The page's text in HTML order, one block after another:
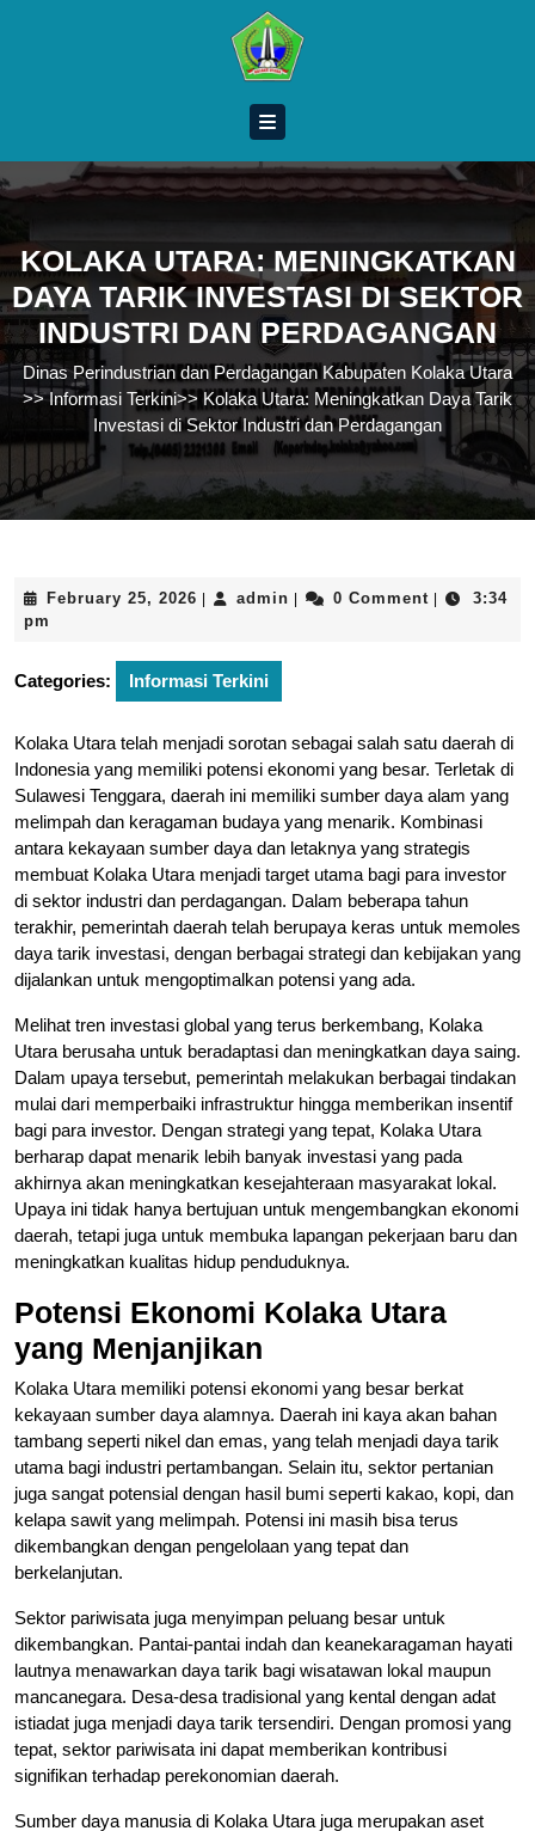
KOLAKA UTARA: MENINGKATKAN
DAYA TARIK INVESTASI DI SEKTOR
INDUSTRI DAN PERDAGANGAN
Dinas Perindustrian dan Perdagangan Kabupaten Kolaka Utara
>>Informasi Terkini>> Kolaka Utara: Meningkatkan Daya Tarik
Investasi di Sektor Industri dan Perdagangan
February 25, 2026 February
admin admin0 Comment
3:34
pm
Categories: Informasi Terkini
Kolaka Utara telah menjadi sorotan sebagai salah satu daerah di
Indonesia yang memiliki potensi ekonomi yang besar. Terletak di
Sulawesi Tenggara, daerah ini memiliki sumber daya alam yang
melimpah dan keragaman budaya yang menarik. Kombinasi
antara kekayaan sumber daya dan letaknya yang strategis
membuat Kolaka Utara menjadi target utama bagi para investor
di sektor industri dan perdagangan. Dalam beberapa tahun
terakhir, pemerintah daerah telah berupaya keras untuk memoles
daya tarik investasi, dengan berbagai strategi dan kebijakan yang
dijalankan untuk mengoptimalkan potensi yang ada.
Melihat tren investasi global yang terus berkembang, Kolaka
Utara berusaha untuk beradaptasi dan meningkatkan daya saing.
Dalam upaya tersebut, pemerintah melakukan berbagai tindakan
mulai dari memperbaiki infrastruktur hingga memberikan insentif
bagi para investor. Dengan strategi yang tepat, Kolaka Utara
berharap dapat menarik lebih banyak investasi yang pada
akhirnya akan meningkatkan kesejahteraan masyarakat lokal.
Upaya ini tidak hanya bertujuan untuk mengembangkan ekonomi
daerah, tetapi juga untuk membuka lapangan pekerjaan baru dan
meningkatkan kualitas hidup penduduknya.
Potensi Ekonomi Kolaka Utara
yang Menjanjikan
Kolaka Utara memiliki potensi ekonomi yang besar berkat
kekayaan sumber daya alamnya. Daerah ini kaya akan bahan
tambang seperti nikel dan emas, yang telah menjadi daya tarik
utama bagi industri pertambangan. Selain itu, sektor pertanian
juga sangat potensial dengan hasil bumi seperti kakao, kopi, dan
kelapa sawit yang melimpah. Potensi ini masih bisa terus
dikembangkan dengan pengelolaan yang tepat dan
berkelanjutan.
Sektor pariwisata juga menyimpan peluang besar untuk
dikembangkan. Pantai-pantai indah dan keanekaragaman hayati
lautnya menawarkan daya tarik bagi wisatawan lokal maupun
mancanegara. Desa-desa tradisional yang kental dengan adat
istiadat juga menjadi daya tarik tersendiri. Dengan promosi yang
tepat, sektor pariwisata ini dapat memberikan kontribusi
signifikan terhadap perekonomian daerah.
Sumber daya manusia di Kolaka Utara juga merupakan aset